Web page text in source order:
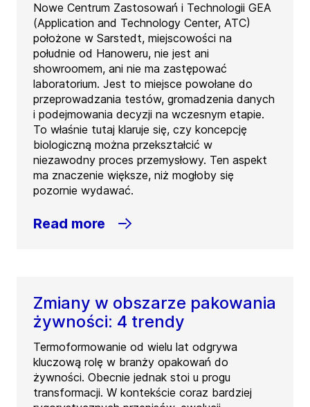
Nowe Centrum Zastosowań i Technologii GEA
(Application and Technology Center, ATC)
położone w Sarstedt, miejscowości na
południe od Hanoweru, nie jest ani
showroomem, ani nie ma zastępować
laboratorium. Jest to miejsce powołane do
przeprowadzania testów, gromadzenia danych
i podejmowania decyzji na wczesnym etapie.
To właśnie tutaj klaruje się, czy koncepcję
biologiczną można przekształcić w
niezawodny proces przemysłowy. Ten aspekt
ma znaczenie większe, niż mogłoby się
pozornie wydawać.
Read more
Zmiany w obszarze pakowania
żywności: 4 trendy
Termoformowanie od wielu lat odgrywa
kluczową rolę w branży opakowań do
żywności. Obecnie jednak stoi u progu
transformacji. W kontekście coraz bardziej